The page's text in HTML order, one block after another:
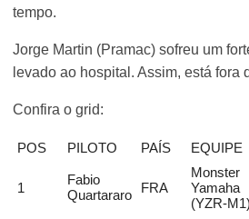
tempo.
Jorge Martin (Pramac) sofreu um
levado ao hospital. Assim, está fora
Confira o grid:
POS PILOTO PAÍS EQUIPE
1
Fabio
Quartararo
FRA
Monster
Yamaha
(YZR-M1)